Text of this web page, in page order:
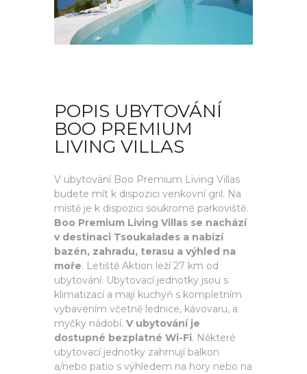
POPIS UBYTOVÁNÍ
BOO PREMIUM
LIVING VILLAS
V ubytování Boo Premium Living Villas
budete mít k dispozici venkovní gril. Na
místě je k dispozici soukromé parkoviště.
Boo Premium Living Villas se nachází
v destinaci Tsoukalades a nabízí
bazén, zahradu, terasu a výhled na
moře. Letiště Aktion leží 27 km od
ubytování. Ubytovací jednotky jsou s
klimatizací a mají kuchyň s kompletním
vybavením včetně lednice, kávovaru, a
myčky nádobí. V ubytování je
dostupné bezplatné Wi-Fi. Některé
ubytovací jednotky zahrnují balkon
a/nebo patio s výhledem na hory nebo na